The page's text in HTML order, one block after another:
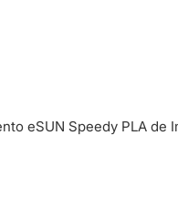
eSUN Speedy PLA de